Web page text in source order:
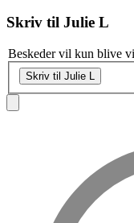
Skriv til Julie L
Beskeder vil kun blive
Skriv til Julie L